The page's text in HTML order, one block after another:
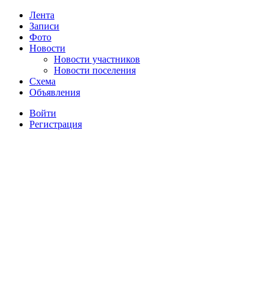
Лента
Записи
Фото
Новости
Новости участников
Новости поселения
Схема
Объявления
Войти
Регистрация